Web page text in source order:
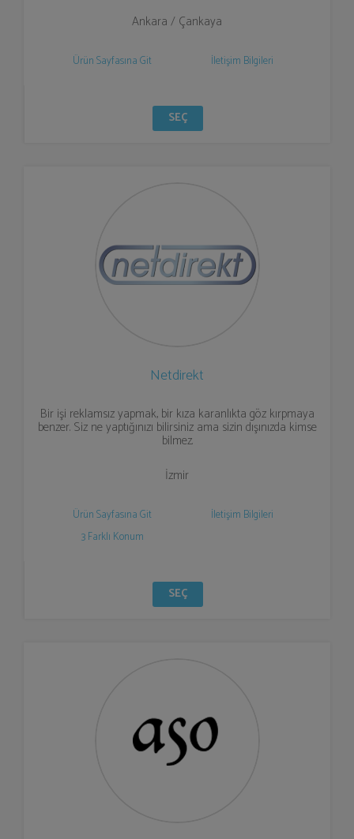
Ankara / Çankaya
Ürün Sayfasına Git İletişim Bilgileri
SEÇ
Netdirekt
Bir işi reklamsız yapmak, bir kıza karanlıkta göz kırpmaya
benzer. Siz ne yaptığınızı bilirsiniz ama sizin dışınızda kimse
bilmez.
İzmir
Ürün Sayfasına Git
İletişim Bilgileri
3 Farklı Konum
SEÇ